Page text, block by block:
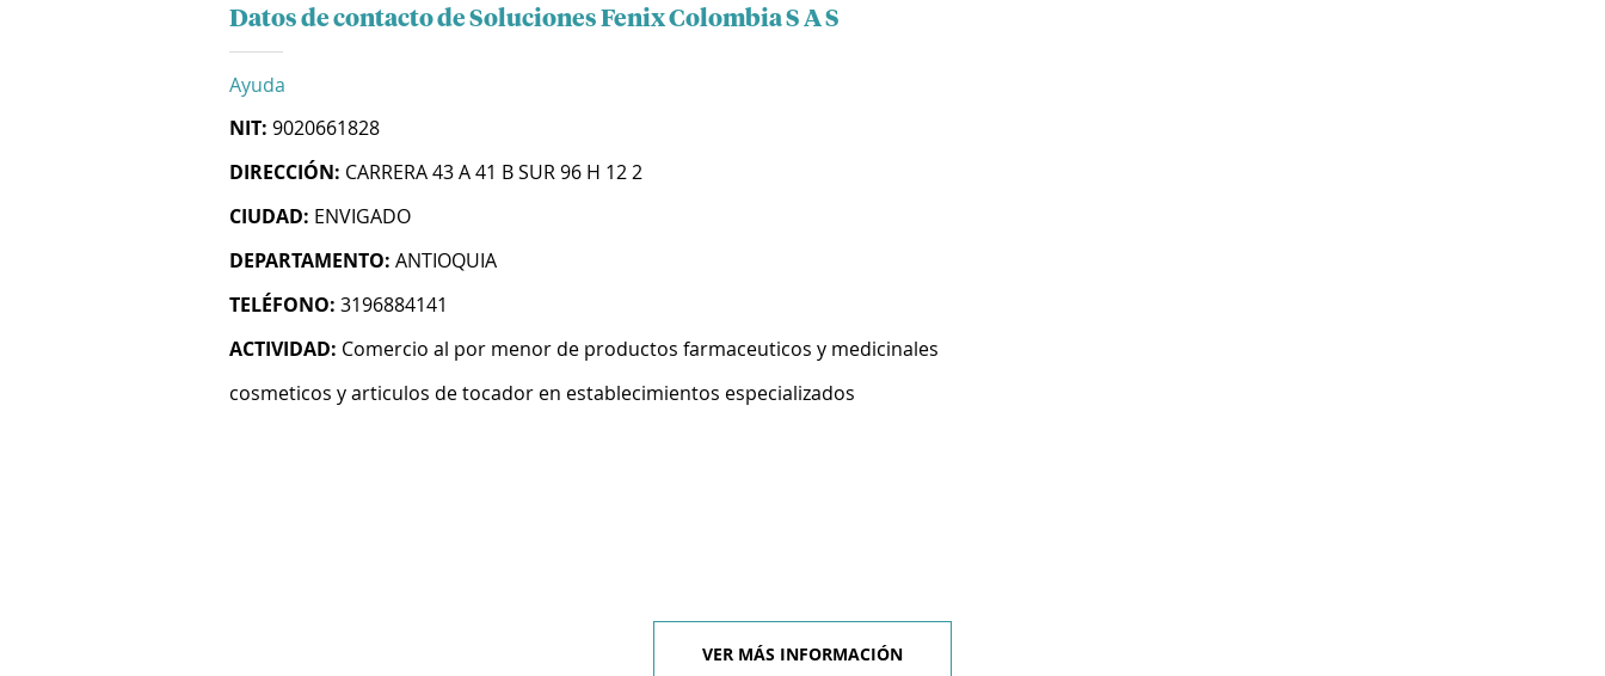
Datos de contacto de Soluciones Fenix Colombia S A S
Ayuda
NIT: 9020661828
DIRECCIÓN: CARRERA 43 A 41 B SUR 96 H 12 2
CIUDAD: ENVIGADO
DEPARTAMENTO: ANTIOQUIA
TELÉFONO: 3196884141
ACTIVIDAD: Comercio al por menor de productos farmaceuticos y medicinales
cosmeticos y articulos de tocador en establecimientos especializados
VER MÁS INFORMACIÓN